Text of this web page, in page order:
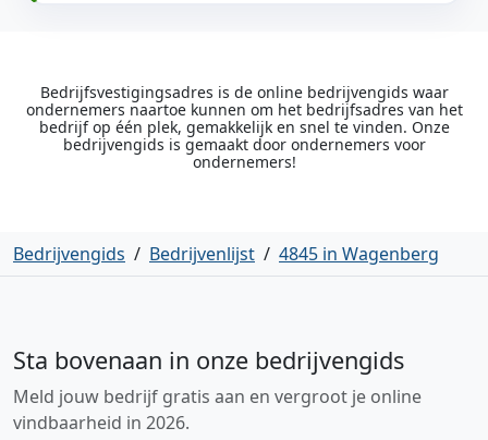
Bedrijfsvestigingsadres is de online bedrijvengids waar
ondernemers naartoe kunnen om het bedrijfsadres van het
bedrijf op één plek, gemakkelijk en snel te vinden. Onze
bedrijvengids is gemaakt door ondernemers voor
ondernemers!
Bedrijvengids / Bedrijvenlijst / 4845 in Wagenberg
Sta bovenaan in onze bedrijvengids
Meld jouw bedrijf gratis aan en vergroot je online
vindbaarheid in 2026.